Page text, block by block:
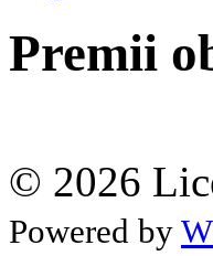
Premii
© 2026
Powered by